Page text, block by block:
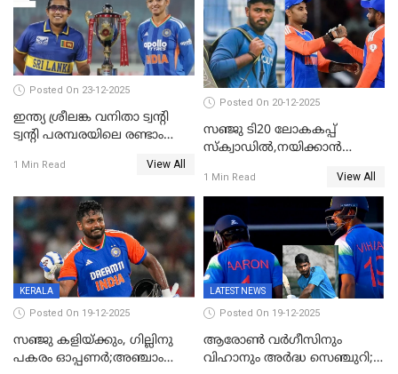
വാർണർക്കൊപ്പം
Posted On 23-12-2025
ഇന്ത്യ ശ്രീലങ്ക വനിതാ ട്വന്റി
ട്വന്റി പരമ്പരയിലെ രണ്ടാം
1 Min Read View All
Posted On 20-12-2025
സഞ്ജു ടി20 ലോകകപ്പ്
സ്‌ക്വാഡിൽ,നയിക്കാൻ
പ്രഖ്യാപിച്ച് ബി.സി.സി.ഐ
1 Min Read View All
KERALA
Posted On 19-12-2025
സഞ്ജു കളിയ്ക്കും, ഗില്ലിനു
പകരം ഓപ്പണർ;അഞ്ചാം
LATEST NEWS
Posted On 19-12-2025
ആരോൺ വർഗീസിനും
വിഹാനും അർദ്ധ സെഞ്ചുറി;